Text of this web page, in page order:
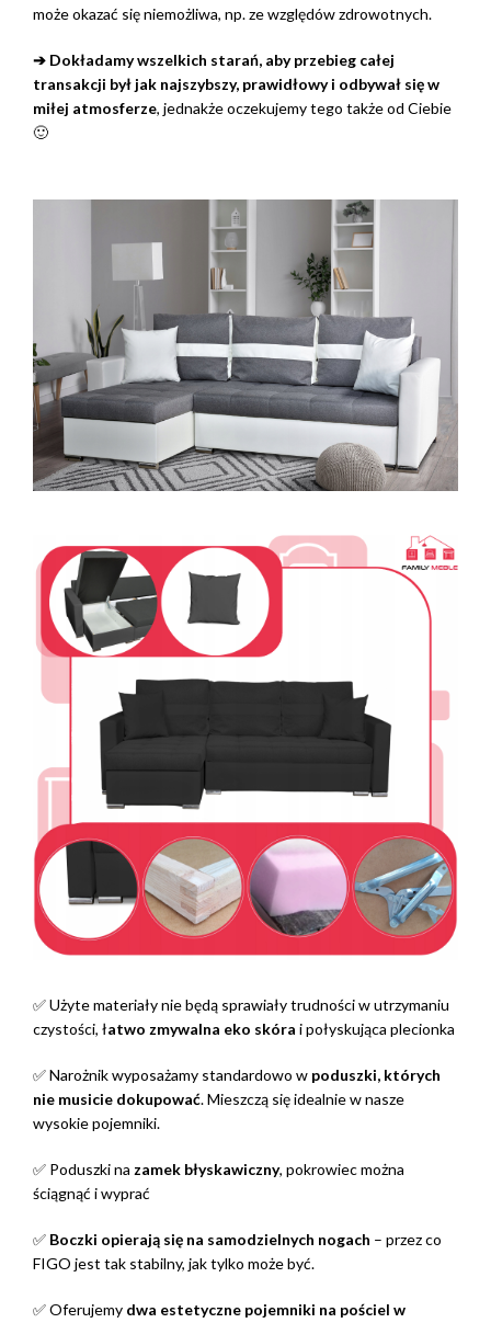
może okazać się niemożliwa, np. ze względów zdrowotnych.
➔ Dokładamy wszelkich starań, aby przebieg całej
transakcji był jak najszybszy, prawidłowy i odbywał się w
miłej atmosferze, jednakże oczekujemy tego także od Ciebie
🙂
✅ Użyte materiały nie będą sprawiały trudności w utrzymaniu
czystości, łatwo zmywalna eko skóra i połyskująca plecionka
✅ Narożnik wyposażamy standardowo w poduszki, których
nie musicie dokupować. Mieszczą się idealnie w nasze
wysokie pojemniki.
✅ Poduszki na zamek błyskawiczny, pokrowiec można
ściągnąć i wyprać
✅ Boczki opierają się na samodzielnych nogach – przez co
FIGO jest tak stabilny, jak tylko może być.
✅ Oferujemy dwa estetyczne pojemniki na pościel w